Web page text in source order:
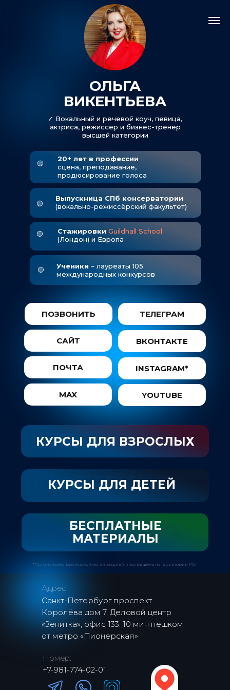
ПОЗВОНИТЬ ТЕЛЕГРАМ
ВКОНТАКТЕ
INSTAGRAM*
YOUTUBE
САЙТ
MAX
ПОЧТА
✓ Вокальный и речевой коуч, певица,
актриса, режиссёр и бизнес-тренер
высшей категории
ОЛЬГА
ВИКЕНТЬЕВА
20+ лет в профессии
сцена, преподавание,
продюсирование голоса
🟡
Выпускница СПб консерватории
(вокально-режиссёрский факультет)
🟡
Стажировки Guildhall School
(Лондон) и Европа
🟡
Ученики – лауреаты 105
международных конкурсов
🟡
КУРСЫ ДЛЯ ВЗРОСЛЫХ
КУРСЫ ДЛЯ ДЕТЕЙ
БЕСПЛАТНЫЕ
МАТЕРИАЛЫ
*Признана экстремистской организацией и запрещена на территории РФ.
+7-981-774-02-01
Номер:
Адрес:
Санкт-Петербург проспект
Королёва дом 7, Деловой центр
«Зенитка», офис 133. 10 мин пешком
от метро «Пионерская»